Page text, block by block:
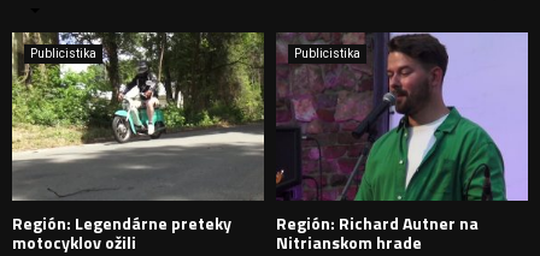
i
e
:
H
D
Publicistika
Región: Legendárne preteky
motocyklov ožili
Publicistika
Región: Richard Autner na
Nitrianskom hrade